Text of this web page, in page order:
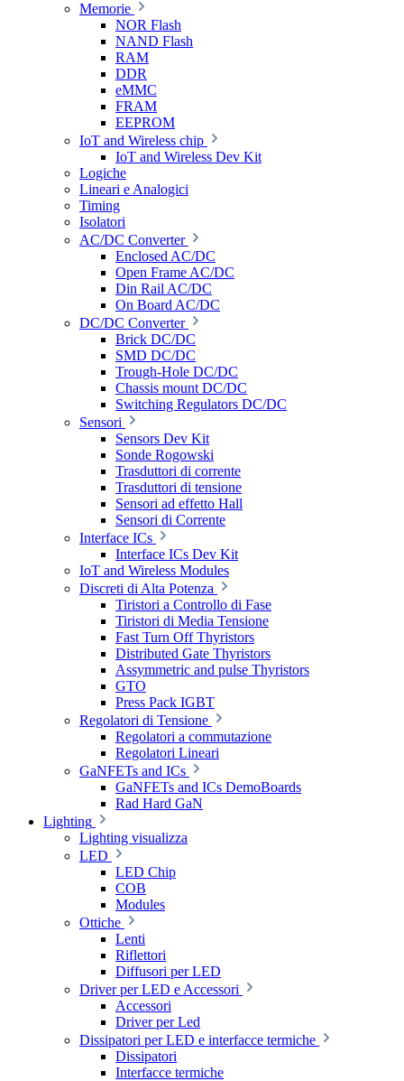
Memorie
NOR Flash
NAND Flash
RAM
DDR
eMMC
FRAM
EEPROM
IoT and Wireless chip
IoT and Wireless Dev Kit
Logiche
Lineari e Analogici
Timing
Isolatori
AC/DC Converter
Enclosed AC/DC
Open Frame AC/DC
Din Rail AC/DC
On Board AC/DC
DC/DC Converter
Brick DC/DC
SMD DC/DC
Trough-Hole DC/DC
Chassis mount DC/DC
Switching Regulators DC/DC
Sensori
Sensors Dev Kit
Sonde Rogowski
Trasduttori di corrente
Trasduttori di tensione
Sensori ad effetto Hall
Sensori di Corrente
Interface ICs
Interface ICs Dev Kit
IoT and Wireless Modules
Discreti di Alta Potenza
Tiristori a Controllo di Fase
Tiristori di Media Tensione
Fast Turn Off Thyristors
Distributed Gate Thyristors
Assymmetric and pulse Thyristors
GTO
Press Pack IGBT
Regolatori di Tensione
Regolatori a commutazione
Regolatori Lineari
GaNFETs and ICs
GaNFETs and ICs DemoBoards
Rad Hard GaN
Lighting
Lighting visualizza
LED
LED Chip
COB
Modules
Ottiche
Lenti
Riflettori
Diffusori per LED
Driver per LED e Accessori
Accessori
Driver per Led
Dissipatori per LED e interfacce termiche
Dissipatori
Interfacce termiche